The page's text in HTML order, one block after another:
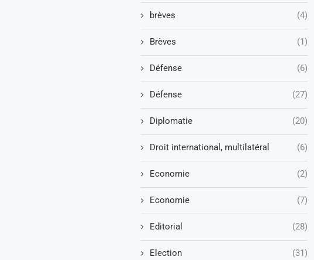
brèves (4)
Brèves (1)
Défense (6)
Défense (27)
Diplomatie (20)
Droit international, multilatéral (6)
Economie (2)
Economie (7)
Editorial (28)
Election (31)